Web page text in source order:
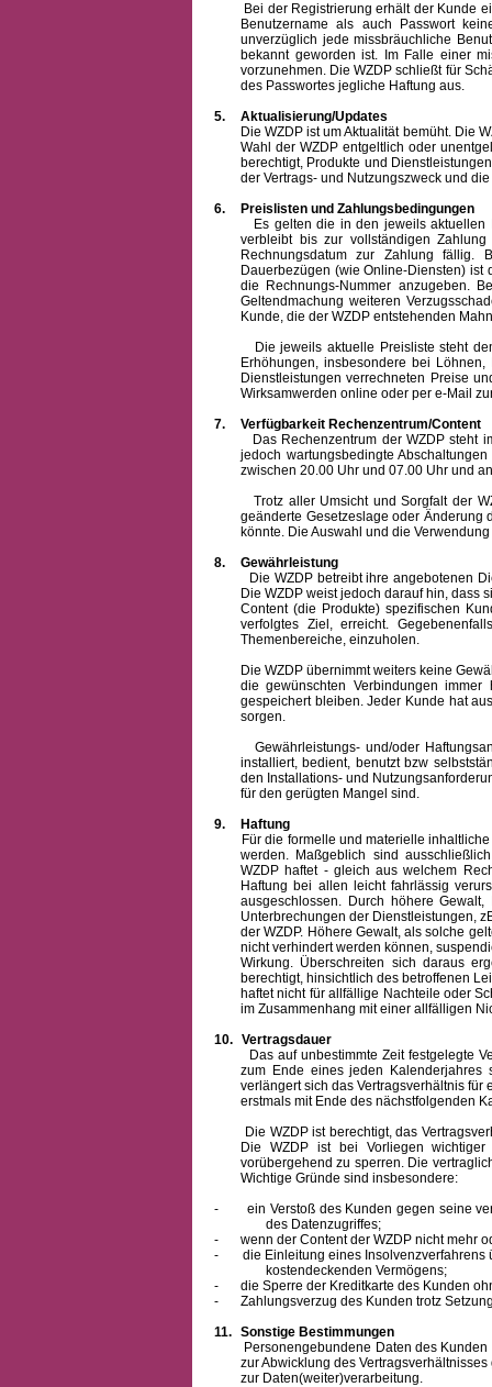
Bei der Registrierung erhält der Kunde
Benutzernameals auch Passwort
unverzüglich jede missbräuchliche
bekannt geworden ist. Im Falle einer
vorzunehmen. Die WZDP schließt für
des Passwortes jegliche Haftung aus.
5.
Aktualisierung/Updates
Die WZDP ist um Aktualität bemüht. Die
Wahl der WZDP entgeltlich oder
berechtigt, Produkte und
der Vertrags- und Nutzungszweck und
6.
Preislisten und Zahlungsbedingungen
Es gelten die in den jeweils aktuellen
verbleibt bis zur vollständigen
Rechnungsdatum zur Zahlung fällig.
Dauerbezügen (wie Online-Diensten)
die Rechnungs-Nummer anzugeben.
Geltendmachung weiteren
Kunde, die der WZDP entstehenden
Die jeweils aktuelle Preisliste steht dem
Erhöhungen, insbesondere bei
Dienstleistungen verrechneten Preise
Wirksamwerden online oder per e-Mail
7.
Verfügbarkeit Rechenzentrum/Content
Das Rechenzentrum der WZDP steht im
jedoch wartungsbedingte
zwischen 20.00 Uhr und 07.00 Uhr und
Trotz aller Umsicht und Sorgfalt der
geänderte Gesetzeslage oder Änderung
könnte. Die Auswahl und die
8.
Gewährleistung
Die WZDP betreibt ihre angebotenen
Die WZDP weist jedoch darauf hin, dass
Content (die Produkte) spezifischen
verfolgtes Ziel, erreicht.
Themenbereiche, einzuholen.
Die WZDP übernimmt weiters keine
die gewünschten Verbindungen
gespeichert bleiben. Jeder Kunde hat
sorgen.
Gewährleistungs- und/oder
installiert, bedient, benutzt bzw
den Installations- und
für den gerügten Mangel sind.
9.
Haftung
Für die formelle und materielle
werden. Maßgeblich sind
WZDP haftet - gleich aus welchem
Haftung bei allen leicht fahrlässig
ausgeschlossen. Durch höhere
Unterbrechungen der Dienstleistungen,
der WZDP. Höhere Gewalt, als solche
nicht verhindert werden können,
Wirkung. Überschreiten sich daraus
berechtigt, hinsichtlich des betroffenen
haftet nicht für allfällige Nachteile oder
im Zusammenhang mit einer allfälligen
10. Vertragsdauer
Das auf unbestimmte Zeit festgelegte
zum Ende eines jeden Kalenderjahres
verlängert sich das Vertragsverhältnis
erstmals mit Ende des nächstfolgenden
Die WZDP ist berechtigt, das
Die WZDP ist bei Vorliegen
vorübergehend zu sperren. Die
Wichtige Gründe sind insbesondere:
-
ein Verstoß des Kunden gegen seine
des Datenzugriffes;
-
wenn der Content der WZDP nicht mehr
-
die Einleitung eines
kostendeckenden Vermögens;
-
die Sperre der Kreditkarte des Kunden
-
Zahlungsverzug des Kunden trotz
11. Sonstige Bestimmungen
Personengebundene Daten des Kunden
zur Abwicklung des
zur Daten(weiter)verarbeitung.